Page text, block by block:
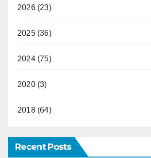
2026 (23)
2025 (36)
2024 (75)
2020 (3)
2018 (64)
Recent Posts